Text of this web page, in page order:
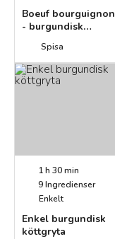
Boeuf bourguignon
- burgundisk
Spisa
1 h 30 min
9Ingredienser
Enkelt
Enkel burgundisk
köttgryta